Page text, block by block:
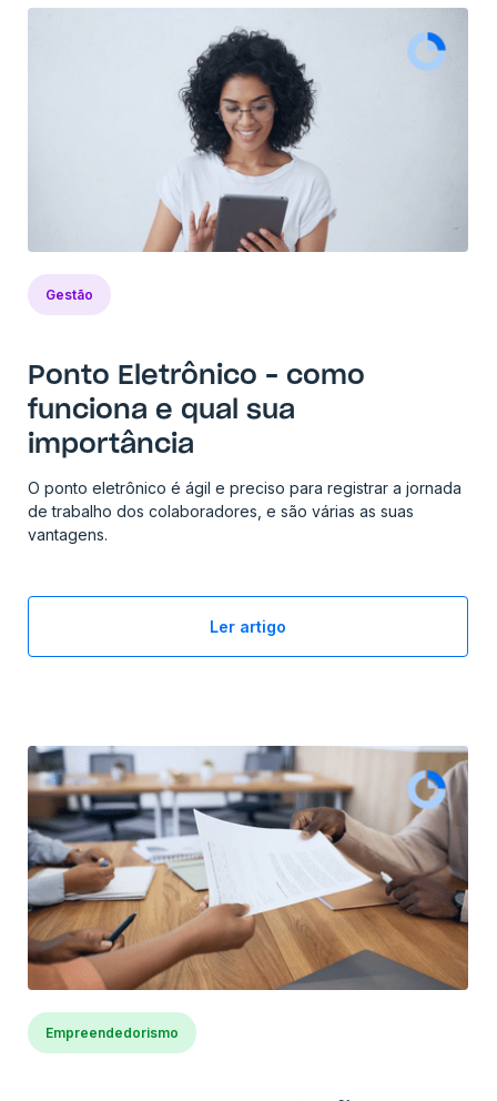
Gestão
Ponto Eletrônico – como
funciona e qual sua
importância
O ponto eletrônico é ágil e preciso para registrar a jornada
de trabalho dos colaboradores, e são várias as suas
vantagens.
Ler artigo
Empreendedorismo